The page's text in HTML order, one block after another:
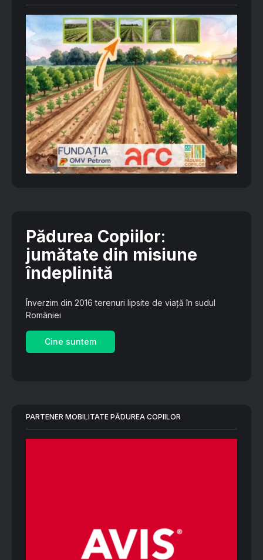
Pădurea Copiilor:
jumătate din misiune
îndeplinită
Înverzim din 2016 terenuri lipsite de viață în sudul
României
Cine suntem
PARTENER MOBILITATE PĂDUREA COPIILOR